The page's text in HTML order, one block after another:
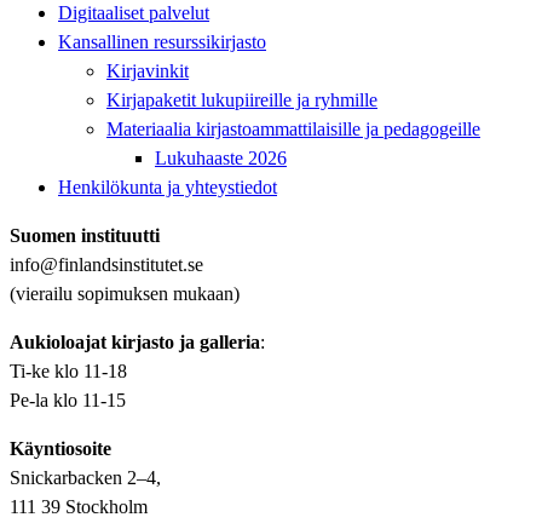
Digitaaliset palvelut
Kansallinen resurssikirjasto
Kirjavinkit
Kirjapaketit lukupiireille ja ryhmille
Materiaalia kirjastoammattilaisille ja pedagogeille
Lukuhaaste 2026
Henkilökunta ja yhteystiedot
Suomen instituutti
info@finlandsinstitutet.se
(vierailu sopimuksen mukaan)
Aukioloajat kirjasto ja galleria:
Ti-ke klo 11-18
Pe-la klo 11-15
Käyntiosoite
Snickarbacken 2–4,
111 39 Stockholm